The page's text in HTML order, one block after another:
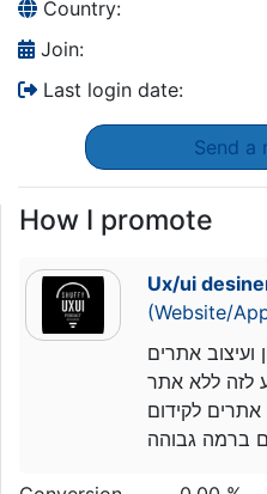
Country:
Join:
Last login date:
Send a
How I promote
Ux/ui
(Website/
ועיצוב אתרים
לזה ללא אתר
אתרים לקידום
ברמה גבוהה